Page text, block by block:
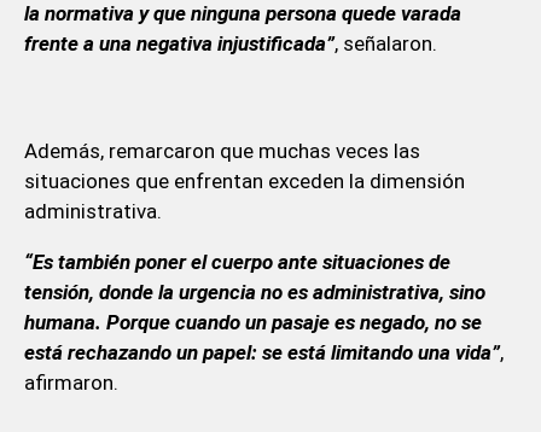
la normativa y que ninguna persona quede varada
frente a una negativa injustificada”, señalaron.
Además, remarcaron que muchas veces las
situaciones que enfrentan exceden la dimensión
administrativa.
“Es también poner el cuerpo ante situaciones de
tensión, donde la urgencia no es administrativa, sino
humana. Porque cuando un pasaje es negado, no se
está rechazando un papel: se está limitando una vida”,
afirmaron.